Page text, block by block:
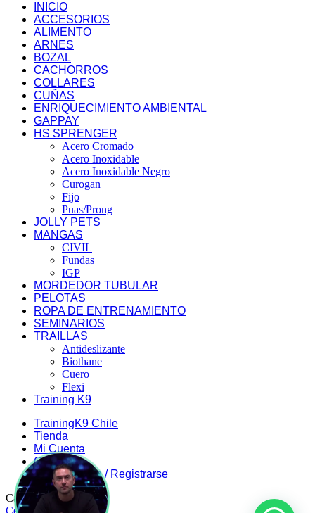
INICIO
ACCESORIOS
ALIMENTO
ARNES
BOZAL
CACHORROS
COLLARES
CUÑAS
ENRIQUECIMIENTO AMBIENTAL
GAPPAY
HS SPRENGER
Acero Cromado
Acero Inoxidable
Acero Inoxidable Negro
Curogan
Fijo
Puas/Prong
JOLLY PETS
MANGAS
CIVIL
Fundas
IGP
MORDEDOR TUBULAR
PELOTAS
ROPA DE ENTRENAMIENTO
SEMINARIOS
TRAILLAS
Antideslizante
Biothane
Cuero
Flexi
Training K9
TrainingK9 Chile
Tienda
Mi Cuenta
Carrito
Iniciar Sesión / Registrarse
Carrito de compra